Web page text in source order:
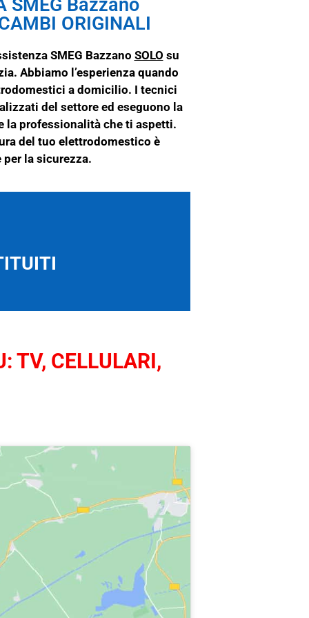
SMEG Bazzano
ORIGINALI
SMEG Bazzano SOLO su
Abbiamo l’esperienza quando
a domicilio. I tecnici
del settore ed eseguono la
la professionalità che ti aspetti.
del tuo elettrodomestico è
per la sicurezza.
TV, CELLULARI,